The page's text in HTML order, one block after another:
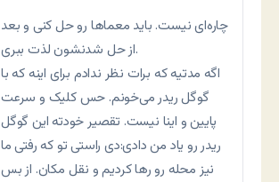
چاره‌ای نیست. باید معماها رو حل کنی و بعد
از حل شدنشون لذت ببری.
اگه مدتیه که برات نظر ندادم برای اینه که با
گوگل ریدر می‌خونم. حس کلیک و سرعت
پایین و اینا نیست. تقصیر خودته این گوگل
ریدر رو یاد من دادی:دی راستی تو که رفتی ما
نیز محله رو رها کردیم و نقل مکان. از بس